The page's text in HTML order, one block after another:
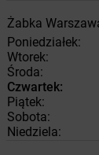
Żabka
Poniedziałek:
Wtorek:
Środa:
Czwartek:
Piątek:
Sobota:
Niedziela: